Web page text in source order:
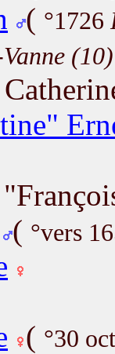
( °1726
(10)
( °vers
( °30